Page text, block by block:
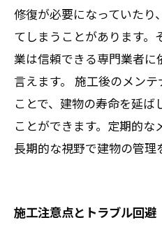
修復が必要になっていたり
てしまうことがあります
業は信頼できる専門業者
言えます。 施工後のメン
ことで、建物の寿命を延
ことができます。定期的な
長期的な視野で建物の管理
施工注意点とトラブル回避